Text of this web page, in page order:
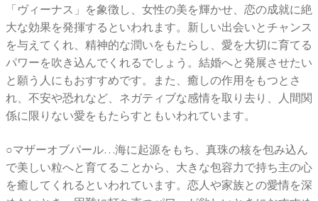
「ヴィーナス」を象徴し、女性の美を輝かせ、恋の成就に絶
大な効果を発揮するといわれます。新しい出会いとチャンス
を与えてくれ、精神的な潤いをもたらし、愛を大切に育てる
パワーを吹き込んでくれるでしょう。結婚へと発展させたい
と願う人にもおすすめです。また、癒しの作用をもつとさ
れ、不安や恐れなど、ネガティブな感情を取り去り、人間関
係に限りない愛をもたらすともいわれています。
○マザーオブパール…海に起源をもち、真珠の核を包み込ん
で美しい粒へと育てることから、大きな包容力で持ち主の心
を癒してくれるといわれています。恋人や家族との愛情を深